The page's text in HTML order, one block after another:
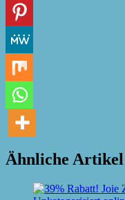
Ähnliche Artikel